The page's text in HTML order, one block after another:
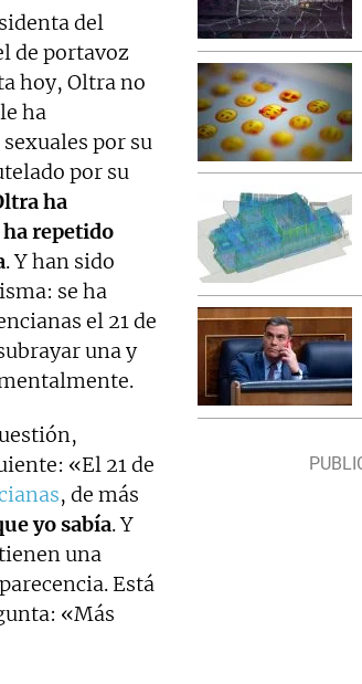
del
de portavoz
hoy, Oltra no
ha
por su
por su
ha
repetido
. Y han sido
se ha
el 21 de
una y
«El 21 de
, de más
yo sabía. Y
una
Está
«Más